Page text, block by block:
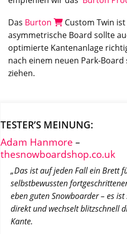
Das Burton
Custom Twin
asymmetrische Board sollte
optimierte Kantenanlage
nach einem neuen Park-
ziehen.
TESTER’S MEINUNG:
Adam Hanmore –
thesnowboardshop.co.uk
„Das ist auf jeden Fall ein Brett
selbstbewussten
eben guten Snowboarder – es ist
direkt und wechselt blitzschnell
Kante.